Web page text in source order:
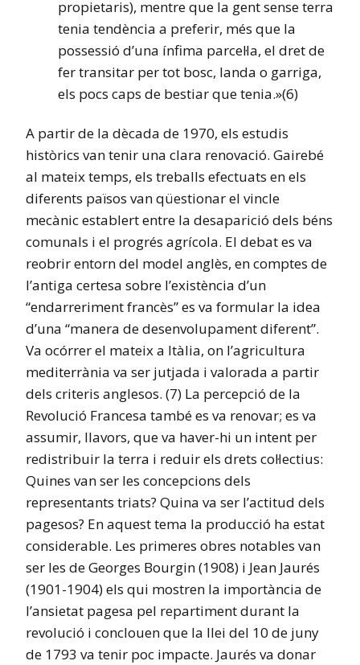
propietaris), mentre que la gent sense terra
tenia tendència a preferir, més que la
possessió d’una ínfima parcel·la, el dret de
fer transitar per tot bosc, landa o garriga,
els pocs caps de bestiar que tenia.»(6)
A partir de la dècada de 1970, els estudis
històrics van tenir una clara renovació. Gairebé
al mateix temps, els treballs efectuats en els
diferents països van qüestionar el vincle
mecànic establert entre la desaparició dels béns
comunals i el progrés agrícola. El debat es va
reobrir entorn del model anglès, en comptes de
l’antiga certesa sobre l’existència d’un
“endarreriment francès” es va formular la idea
d’una “manera de desenvolupament diferent”.
Va ocórrer el mateix a Itàlia, on l’agricultura
mediterrània va ser jutjada i valorada a partir
dels criteris anglesos. (7) La percepció de la
Revolució Francesa també es va renovar; es va
assumir, llavors, que va haver-hi un intent per
redistribuir la terra i reduir els drets col·lectius:
Quines van ser les concepcions dels
representants triats? Quina va ser l’actitud dels
pagesos? En aquest tema la producció ha estat
considerable. Les primeres obres notables van
ser les de Georges Bourgin (1908) i Jean Jaurés
(1901-1904) els qui mostren la importància de
l’ansietat pagesa pel repartiment durant la
revolució i conclouen que la llei del 10 de juny
de 1793 va tenir poc impacte. Jaurés va donar